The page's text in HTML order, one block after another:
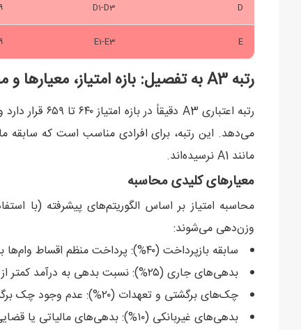
D
D1-D3
E
E1-E3
رتبه A3 به تفصیل: بازه امتیاز، معیارها و محاسبه
می‌دهد. این رتبه، برای افرادی مناسب است که سابقه
مانند A1 نرسیده‌اند.
معیارهای کلیدی محاسبه
وزن‌دهی می‌شوند:
سابقه بازپرداخت (۴۰%): پرداخت منظم اقساط وام‌ها بدون تاخیر بیش از ۳۰ روز.
بدهی‌های جاری (۲۵%): نسبت بدهی به درآمد کمتر از ۴۰%.
چک‌های برگشتی و تعهدات (۲۰%): عدم وجود چک برگشتی در ۲ سال اخیر.
بدهی‌های غیربانکی (۱۰%): بدهی‌های مالیاتی یا قضایی (جدید در ۱۴۰۴).